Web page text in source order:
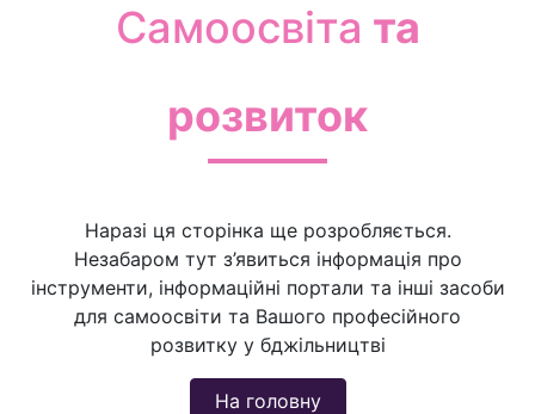
Самоосвіта та
розвиток
Наразі ця сторінка ще розробляється.
Незабаром тут з’явиться інформація про
інструменти, інформаційні портали та інші засоби
для самоосвіти та Вашого професійного
розвитку у бджільництві
На головну